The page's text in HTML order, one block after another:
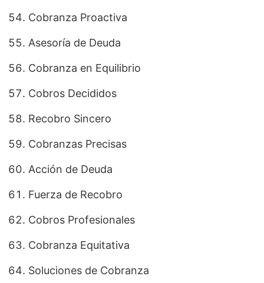
Cobranza Proactiva
Asesoría de Deuda
Cobranza en Equilibrio
Cobros Decididos
Recobro Sincero
Cobranzas Precisas
Acción de Deuda
Fuerza de Recobro
Cobros Profesionales
Cobranza Equitativa
Soluciones de Cobranza